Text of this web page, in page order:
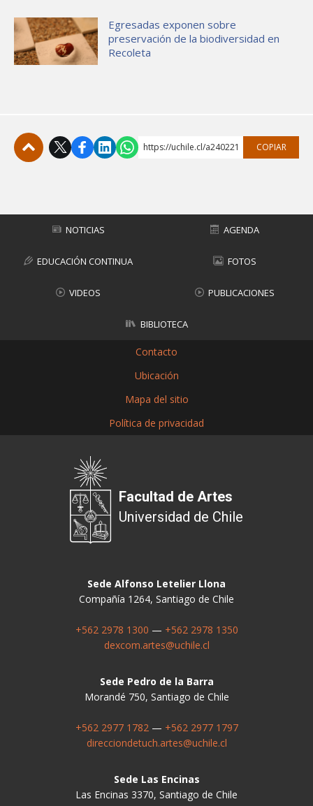
Egresadas exponen sobre
preservación de la biodiversidad en
Recoleta
https://uchile.cl/a240221 COPIAR
NOTICIAS AGENDA
EDUCACIÓN CONTINUA FOTOS
VIDEOS PUBLICACIONES
BIBLIOTECA
Contacto
Ubicación
Mapa del sitio
Política de privacidad
Facultad de Artes
Universidad de Chile
Sede Alfonso Letelier Llona
Compañía 1264, Santiago de Chile
+562 2978 1300 — +562 2978 1350
dexcom.artes@uchile.cl
Sede Pedro de la Barra
Morandé 750, Santiago de Chile
+562 2977 1782— +562 2977 1797
direcciondetuch.artes@uchile.cl
Sede Las Encinas
Las Encinas 3370, Santiago de Chile